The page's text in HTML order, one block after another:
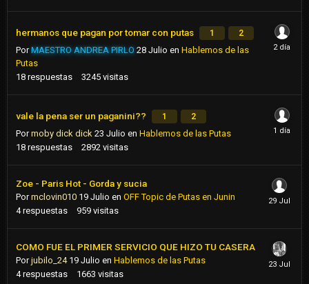
hermanos que pagan por tomar con putas 1 2
PorMAESTRO ANDREA PIRLO 28 Julio en Hablemos de las
Putas
18 respuestas 3245 visitas
vale la pena ser un paganini?? 1 2
Pormoby dick dick 23 Julio en Hablemos de las Putas
18 respuestas 2892 visitas
Zoe - Paris Hot - Gorda y sucia
Pormclovin010 19 Julio en OFF Topic de Putas en Junin
4 respuestas 959 visitas
COMO FUE EL PRIMER SERVICIO QUE HIZO TU CASERA
Porjubilo_24 19 Julio en Hablemos de las Putas
4 respuestas 1663 visitas